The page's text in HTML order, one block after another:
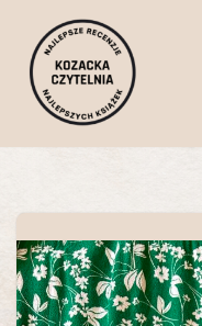
Przejdź
do
treści